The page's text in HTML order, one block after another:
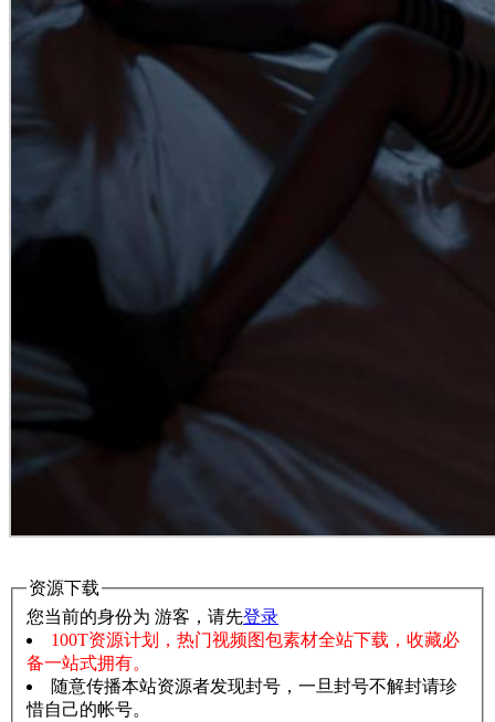
资源下载
您当前的身份为 游客，请先登录
100T资源计划，热门视频图包素材全站下载，收藏必
备一站式拥有。
随意传播本站资源者发现封号，一旦封号不解封请珍
惜自己的帐号。